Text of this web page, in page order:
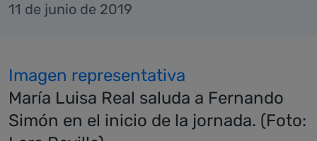
11 de junio de 2019
Imagen representativa
María Luisa Real saluda a Fernando
Simón en el inicio de la jornada. (Foto: